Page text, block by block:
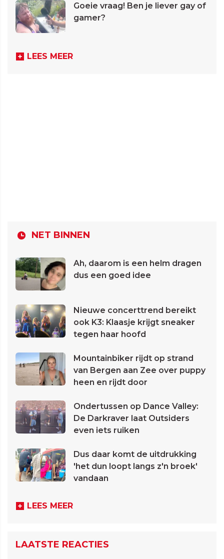
Goeie vraag! Ben je liever gay of
gamer?
LEES MEER
NET BINNEN
Ah, daarom is een helm dragen
dus een goed idee
Nieuwe concerttrend bereikt
ook K3: Klaasje krijgt sneaker
tegen haar hoofd
Mountainbiker rijdt op strand
van Bergen aan Zee over puppy
heen en rijdt door
Ondertussen op Dance Valley:
De Darkraver laat Outsiders
even iets ruiken
Dus daar komt de uitdrukking
'het dun loopt langs z'n broek'
vandaan
LEES MEER
LAATSTE REACTIES